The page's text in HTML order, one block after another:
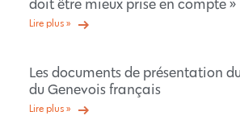
doit être mieux prise en compte »
Lire plus »
Les documents de présentation
du Genevois français
Lire plus »